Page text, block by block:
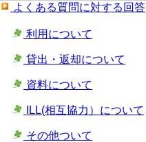
よくある質問に対する回答
利用について
貸出・返却について
資料について
ILL(相互協力）について
その他ついて